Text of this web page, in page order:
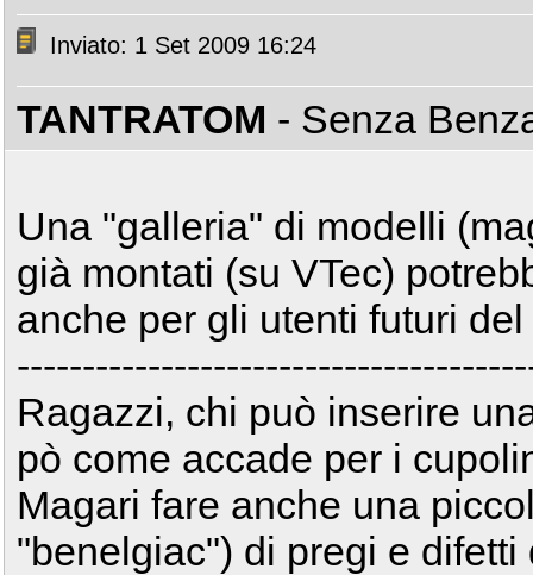
Inviato: 1 Set 2009 16:24
TANTRATOM - Senza
Una "galleria" di modelli
già montati (su VTec)
anche per gli utenti futuri
Ragazzi, chi può inserire
pò come accade per i
Magari fare anche una
"benelgiac") di pregi e